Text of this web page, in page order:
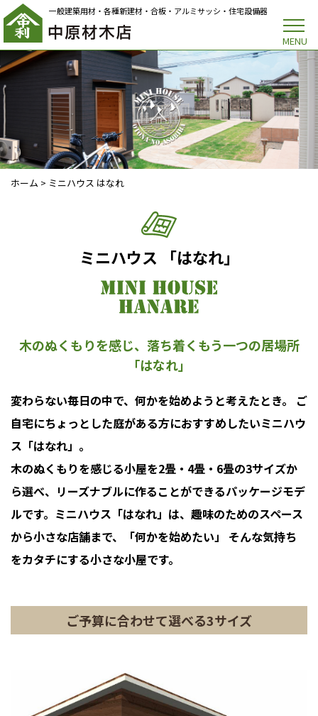
MENU
一般建築用材・各種新建材・合板・アルミサッシ・住宅設備器
ホーム > ミニハウス はなれ
ミニハウス 「はなれ」
木のぬくもりを感じ、落ち着くもう一つの居場所
「はなれ」
変わらない毎日の中で、何かを始めようと考えたとき。 ご
自宅にちょっとした庭がある方におすすめしたいミニハウ
ス「はなれ」。
木のぬくもりを感じる小屋を2畳・4畳・6畳の3サイズか
ら選べ、リーズナブルに作ることができるパッケージモデ
ルです。ミニハウス「はなれ」は、趣味のためのスペース
から小さな店舗まで、「何かを始めたい」 そんな気持ち
をカタチにする小さな小屋です。
ご予算に合わせて選べる3サイズ